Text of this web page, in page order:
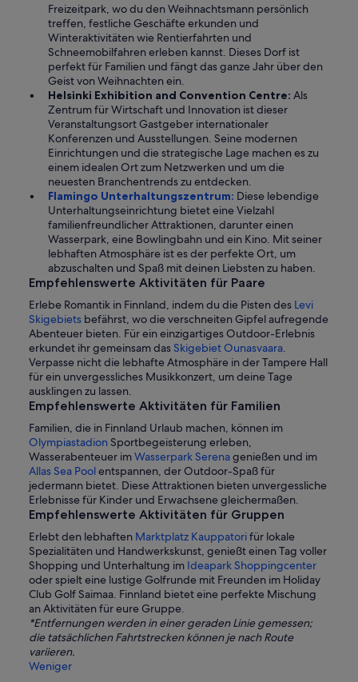
Freizeitpark, wo du den Weihnachtsmann persönlich
treffen, festliche Geschäfte erkunden und
Winteraktivitäten wie Rentierfahrten und
Schneemobilfahren erleben kannst. Dieses Dorf ist
perfekt für Familien und fängt das ganze Jahr über den
Geist von Weihnachten ein.
Helsinki Exhibition and Convention Centre: Als
Zentrum für Wirtschaft und Innovation ist dieser
Veranstaltungsort Gastgeber internationaler
Konferenzen und Ausstellungen. Seine modernen
Einrichtungen und die strategische Lage machen es zu
einem idealen Ort zum Netzwerken und um die
neuesten Branchentrends zu entdecken.
Flamingo Unterhaltungszentrum: Diese lebendige
Unterhaltungseinrichtung bietet eine Vielzahl
familienfreundlicher Attraktionen, darunter einen
Wasserpark, eine Bowlingbahn und ein Kino. Mit seiner
lebhaften Atmosphäre ist es der perfekte Ort, um
abzuschalten und Spaß mit deinen Liebsten zu haben.
Empfehlenswerte Aktivitäten für Paare
Erlebe Romantik in Finnland, indem du die Pisten des Levi
Skigebiets befährst, wo die verschneiten Gipfel aufregende
Abenteuer bieten. Für ein einzigartiges Outdoor-Erlebnis
erkundet ihr gemeinsam dasSkigebiet Ounasvaara.
Verpasse nicht die lebhafte Atmosphäre in der Tampere Hall
für ein unvergessliches Musikkonzert, um deine Tage
ausklingen zu lassen.
Empfehlenswerte Aktivitäten für Familien
Familien, die in Finnland Urlaub machen, können im
OlympiastadionSportbegeisterung erleben,
Wasserabenteuer imWasserpark Serenagenießen und im
Allas Sea Poolentspannen, der Outdoor-Spaß für
jedermann bietet. Diese Attraktionen bieten unvergessliche
Erlebnisse für Kinder und Erwachsene gleichermaßen.
Empfehlenswerte Aktivitäten für Gruppen
Erlebt den lebhaften Marktplatz Kauppatorifür lokale
Spezialitäten und Handwerkskunst, genießt einen Tag voller
Shopping und Unterhaltung im Ideapark Shoppingcenter
oder spielt eine lustige Golfrunde mit Freunden im Holiday
Club Golf Saimaa. Finnland bietet eine perfekte Mischung
an Aktivitäten für eure Gruppe.
*Entfernungen werden in einer geraden Linie gemessen;
die tatsächlichen Fahrtstrecken können je nach Route
variieren.
Weniger